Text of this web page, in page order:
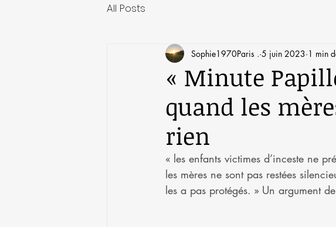
All Posts
« Minute
quand les
rien
Sophie1970Paris . 5 juin 2023 1 min
« les enfants victimes d’inceste ne
les mères ne sont pas restées
les a pas protégés. » Un argument